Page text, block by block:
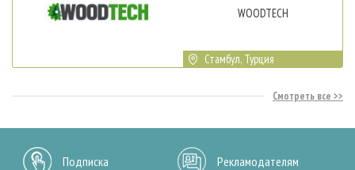
WOODTECH
Стамбул, Турция
Смотреть все
Подписка Рекламодателям